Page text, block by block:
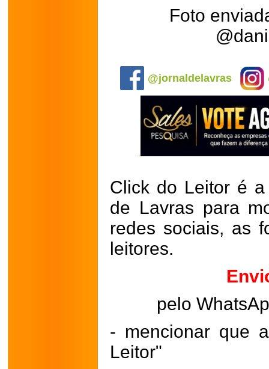
Foto
@jornaldelavras
Click do Leitor é
de Lavras para
redes sociais, as
leitores.
pelo
- mencionar que
Leitor"